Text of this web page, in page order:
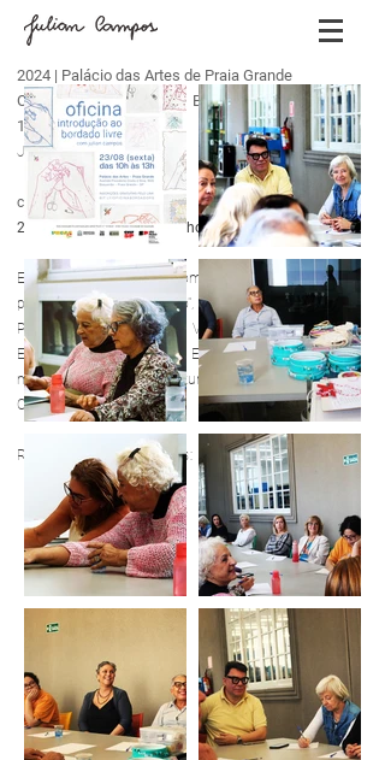
2024 | Palácio das Artes de Praia Grande
Oficina Introdução ao Bordado Livre (ProAC
13/2023)
Julian Campos
curso presencial
2 encontros (3h cada) - julho/2024
Esta oficina foi realizada como uma contrapartida do
projeto "Avesso do avesso", contemplado pelo edital
ProAC 13/2023 - Artes Visuais - Circulação de
Exposição, do Governo do Estado de São Paulo, por
meio da Secretaria da Cultura, Economia e Indústria
Criativas.
Registros dos encontros: